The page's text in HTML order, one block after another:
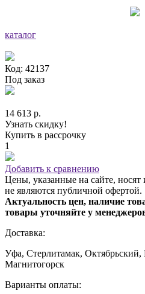
каталог
Код: 42137
Под заказ
14 613 р.
Узнать скидку!
Купить в рассрочку
1
Добавить к сравнению
Цены, указанные на сайте,
не являются публичной офертой.
Актуальность цен, наличие
товары уточняйте у
Доставка:
Уфа, Стерлитамак, Октябрьский,
Магнитогорск
Варианты оплаты: